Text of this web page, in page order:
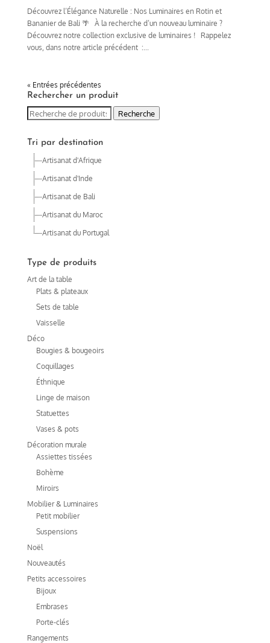
Découvrez l’Élégance Naturelle : Nos Luminaires en Rotin et
Bananier de Bali 🌴 À la recherche d’un nouveau luminaire ?
Découvrez notre collection exclusive de luminaires ! Rappelez
vous, dans notre article précédent :...
« Entrées précédentes
Rechercher un produit
Recherche
pour :
Recherche
Tri par destination
Artisanat d'Afrique
Artisanat d'Inde
Artisanat de Bali
Artisanat du Maroc
Artisanat du Portugal
Type de produits
Art de la table
Plats & plateaux
Sets de table
Vaisselle
Déco
Bougies & bougeoirs
Coquillages
Éthnique
Linge de maison
Statuettes
Vases & pots
Décoration murale
Assiettes tissées
Bohème
Miroirs
Mobilier & Luminaires
Petit mobilier
Suspensions
Noël
Nouveautés
Petits accessoires
Bijoux
Embrases
Porte-clés
Rangements